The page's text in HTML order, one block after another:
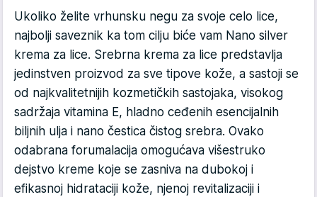
Ukoliko želite vrhunsku negu za svoje celo lice,
najbolji saveznik ka tom cilju biće vam Nano silver
krema za lice. Srebrna krema za lice predstavlja
jedinstven proizvod za sve tipove kože, a sastoji se
od najkvalitetnijih kozmetičkih sastojaka, visokog
sadržaja vitamina E, hladno ceđenih esencijalnih
biljnih ulja i nano čestica čistog srebra. Ovako
odabrana forumalacija omogućava višestruko
dejstvo kreme koje se zasniva na dubokoj i
efikasnoj hidrataciji kože, njenoj revitalizaciji i